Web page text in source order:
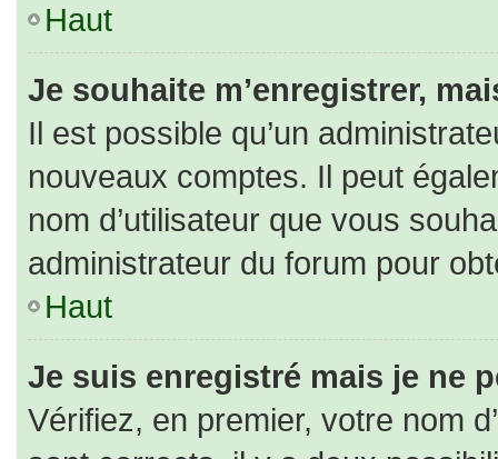
Haut
Je souhaite m’enregistrer,
Il est possible qu’un
nouveaux comptes. Il peut
nom d’utilisateur que vous
administrateur du forum pour
Haut
Je suis enregistré mais je ne
Vérifiez, en premier, votre nom